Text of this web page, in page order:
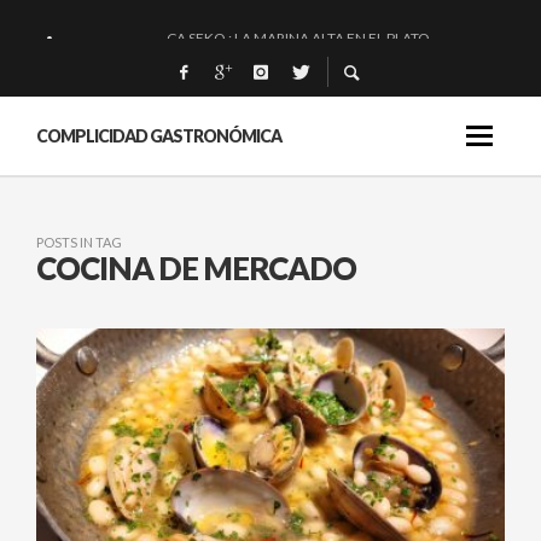
CA SEKO : LA MARINA ALTA EN EL PLATO.
QUIQUE DACOSTA: «UNA GRAN OBRA»
EL BARUCO DE ANERO: MUCHO MÁS QUE UN BAR.
COMPLICIDAD GASTRONÓMICA
POSTS IN TAG
COCINA DE MERCADO